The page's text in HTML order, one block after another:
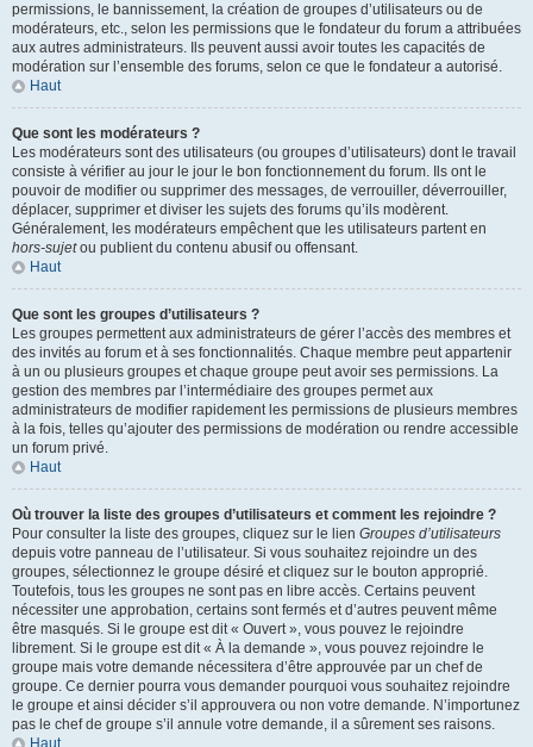
permissions, le bannissement, la création de groupes d’utilisateurs ou de
modérateurs, etc., selon les permissions que le fondateur du forum a attribuées
aux autres administrateurs. Ils peuvent aussi avoir toutes les capacités de
modération sur l’ensemble des forums, selon ce que le fondateur a autorisé.
Haut
Que sont les modérateurs ?
Les modérateurs sont des utilisateurs (ou groupes d’utilisateurs) dont le travail
consiste à vérifier au jour le jour le bon fonctionnement du forum. Ils ont le
pouvoir de modifier ou supprimer des messages, de verrouiller, déverrouiller,
déplacer, supprimer et diviser les sujets des forums qu’ils modèrent.
Généralement, les modérateurs empêchent que les utilisateurs partent en
hors-sujetou publient du contenu abusif ou offensant.
Haut
Que sont les groupes d’utilisateurs ?
Les groupes permettent aux administrateurs de gérer l’accès des membres et
des invités au forum et à ses fonctionnalités. Chaque membre peut appartenir
à un ou plusieurs groupes et chaque groupe peut avoir ses permissions. La
gestion des membres par l’intermédiaire des groupes permet aux
administrateurs de modifier rapidement les permissions de plusieurs membres
à la fois, telles qu’ajouter des permissions de modération ou rendre accessible
un forum privé.
Haut
Où trouver la liste des groupes d’utilisateurs et comment les rejoindre ?
Pour consulter la liste des groupes, cliquez sur le lien Groupes d’utilisateurs
depuis votre panneau de l’utilisateur. Si vous souhaitez rejoindre un des
groupes, sélectionnez le groupe désiré et cliquez sur le bouton approprié.
Toutefois, tous les groupes ne sont pas en libre accès. Certains peuvent
nécessiter une approbation, certains sont fermés et d’autres peuvent même
être masqués. Si le groupe est dit « Ouvert », vous pouvez le rejoindre
librement. Si le groupe est dit « À la demande », vous pouvez rejoindre le
groupe mais votre demande nécessitera d’être approuvée par un chef de
groupe. Ce dernier pourra vous demander pourquoi vous souhaitez rejoindre
le groupe et ainsi décider s’il approuvera ou non votre demande. N’importunez
pas le chef de groupe s’il annule votre demande, il a sûrement ses raisons.
Haut